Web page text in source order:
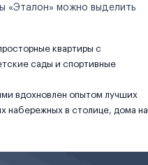
«Эталон» можно выделить
квартиры с
сады и спортивные
вдохновлен опытом лучших
набережных в столице, дома на